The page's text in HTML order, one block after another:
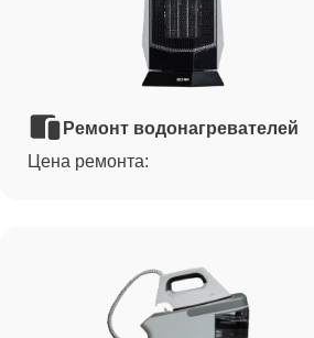
Ремонт водонагревателей
Цена ремонта: